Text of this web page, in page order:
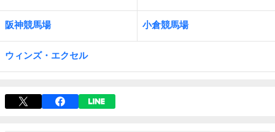
阪神競馬場 小倉競馬場
ウィンズ・エクセル